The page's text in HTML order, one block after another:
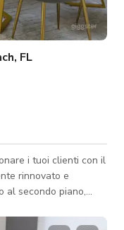
FL
i tuoi clienti con il
rinnovato e
al secondo piano,
accolti